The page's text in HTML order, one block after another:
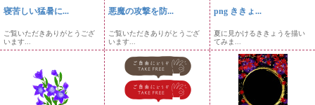
寝苦しい猛暑に...
ご覧いただきありがとうござ
います...
悪魔の攻撃を防...
ご覧いただきありがとうござ
います...
png ききょ...
夏に見かけるききょうを描い
てみま...